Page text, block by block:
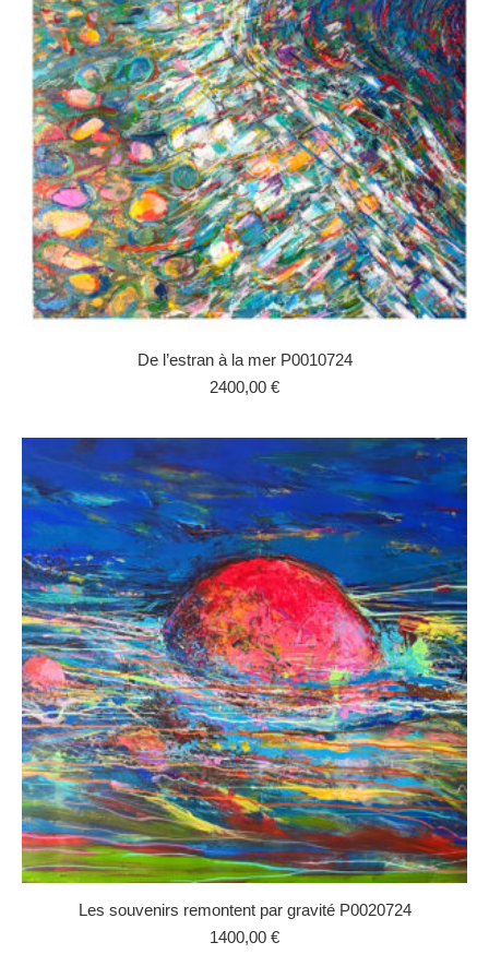
De l’estran à la mer P0010724
2400,00 €
Les souvenirs remontent par gravité P0020724
1400,00 €